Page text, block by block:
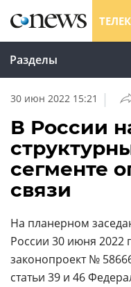
Разделы
30 июн 2022 15:21 |
В России
сегменте
связи
На планерном
России 30 июня 2022
законопроект №
статьи 39 и 46